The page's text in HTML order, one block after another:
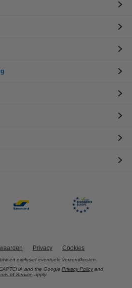
Privacy Cookies
en exclusief eventuele verzendkosten.
and the Google Privacy Policy and
of Service apply.